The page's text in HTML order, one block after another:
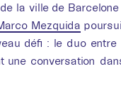
la ville de
Mezquida
défi : le duo entre
une conversation